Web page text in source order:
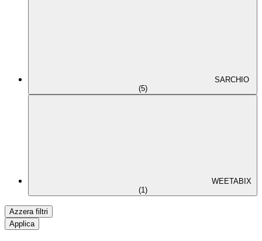
SARCHIO
(5)
WEETABIX
(1)
Azzera filtri
Applica